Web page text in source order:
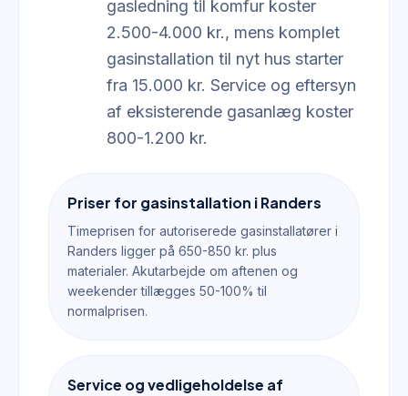
gasledning til komfur koster
2.500-4.000 kr., mens komplet
gasinstallation til nyt hus starter
fra 15.000 kr. Service og eftersyn
af eksisterende gasanlæg koster
800-1.200 kr.
Priser for gasinstallation i Randers
Timeprisen for autoriserede gasinstallatører i
Randers ligger på 650-850 kr. plus
materialer. Akutarbejde om aftenen og
weekender tillægges 50-100% til
normalprisen.
Service og vedligeholdelse af